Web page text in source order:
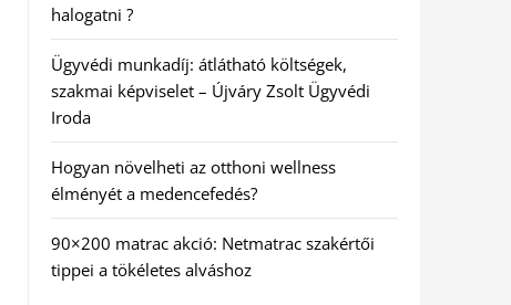
halogatni ?
Ügyvédi munkadíj: átlátható költségek,
szakmai képviselet – Újváry Zsolt Ügyvédi
Iroda
Hogyan növelheti az otthoni wellness
élményét a medencefedés?
90×200 matrac akció: Netmatrac szakértői
tippei a tökéletes alváshoz